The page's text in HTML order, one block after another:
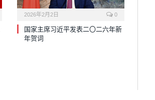
2026年2月2日 0
国家主席习近平发表二〇二六年新
年贺词